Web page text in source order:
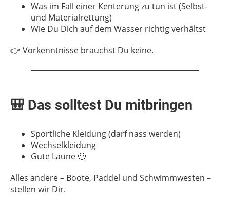
Was im Fall einer Kenterung zu tun ist (Selbst-
und Materialrettung)
Wie Du Dich auf dem Wasser richtig verhältst
👉 Vorkenntnisse brauchst Du keine.
🎒 Das solltest Du mitbringen
Sportliche Kleidung (darf nass werden)
Wechselkleidung
Gute Laune 🙂
Alles andere – Boote, Paddel und Schwimmwesten –
stellen wir Dir.